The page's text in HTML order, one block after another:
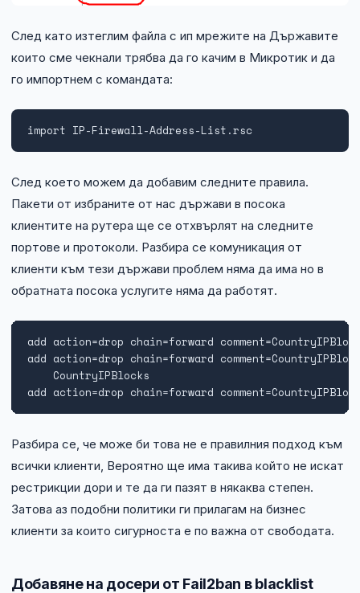
След като изтеглим файла с ип мрежите на Държавите
които сме чекнали трябва да го качим в Микротик и да
го импортнем с командата:
import IP-Firewall-Address-List.rsc
След което можем да добавим следните правила.
Пакети от избраните от нас държави в посока
клиентите на рутера ще се отхвърлят на следните
портове и протоколи. Разбира се комуникация от
клиенти към тези държави проблем няма да има но в
обратната посока услугите няма да работят.
add action=drop chain=forward
add action=drop chain=forward
    CountryIPBlocks
add action=drop chain=forward
Разбира се, че може би това не е правилния подход към
всички клиенти, Вероятно ще има такива който не искат
рестрикции дори и те да ги пазят в някаква степен.
Затова аз подобни политики ги прилагам на бизнес
клиенти за които сигурноста е по важна от свободата.
Добавяне на досери от Fail2ban в blacklist